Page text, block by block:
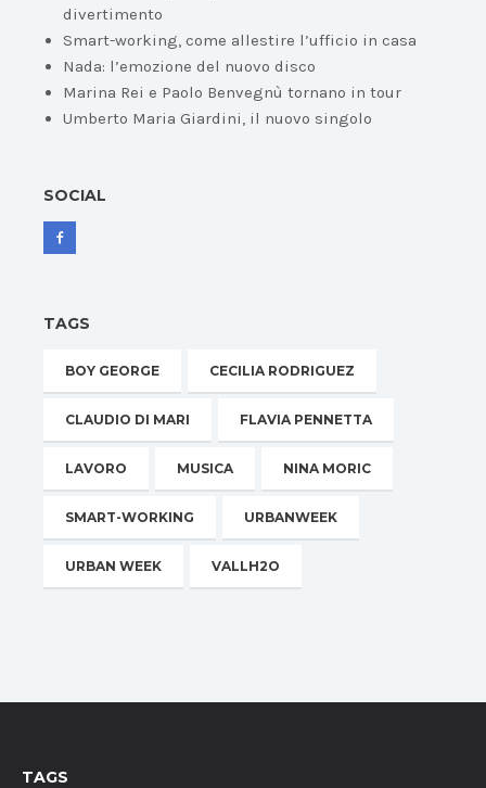
divertimento
Smart-working, come allestire l’ufficio in casa
Nada: l’emozione del nuovo disco
Marina Rei e Paolo Benvegnù tornano in tour
Umberto Maria Giardini, il nuovo singolo
SOCIAL
TAGS
BOY GEORGE CECILIA RODRIGUEZ
CLAUDIO DI MARI FLAVIA PENNETTA
LAVORO MUSICA NINA MORIC
SMART-WORKING URBANWEEK
URBAN WEEK VALLH2O
TAGS